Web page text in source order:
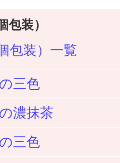
包装）
包装）一覧
三色
濃抹茶
三色